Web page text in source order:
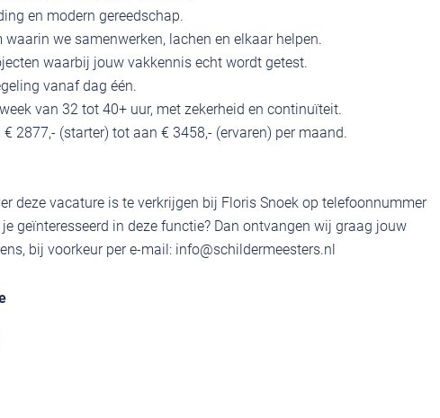
en modern gereedschap.
waarin we samenwerken, lachen en elkaar helpen.
waarbij jouw vakkennis echt wordt getest.
vanaf dag één.
van 32 tot 40+ uur, met zekerheid en continuïteit.
€ 2877,- (starter) tot aan € 3458,- (ervaren) per maand.
deze vacature is te verkrijgen bij Floris Snoek op telefoonnummer
geïnteresseerd in deze functie? Dan ontvangen wij graag jouw
bij voorkeur per e-mail: info@schildermeesters.nl